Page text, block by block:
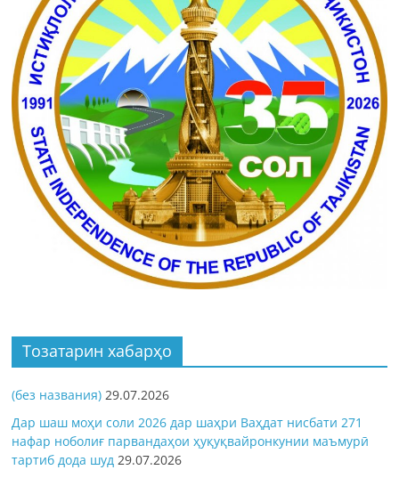
Тозатарин хабарҳо
(без названия) 29.07.2026
Дар шаш моҳи соли 2026 дар шаҳри Ваҳдат нисбати 271
нафар ноболиғ парвандаҳои ҳуқуқвайронкунии маъмурӣ
тартиб дода шуд 29.07.2026